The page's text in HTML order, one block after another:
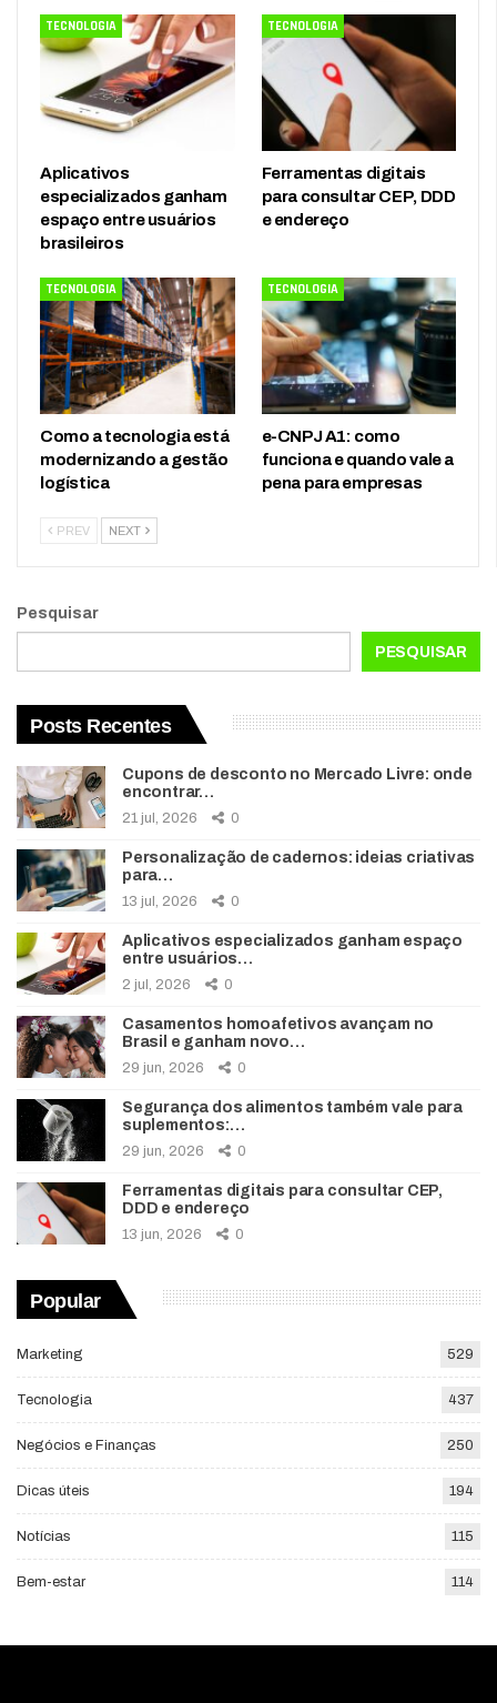
TECNOLOGIA
Aplicativos
especializados ganham
espaço entre usuários
brasileiros
TECNOLOGIA
Ferramentas digitais
para consultar CEP, DDD
e endereço
TECNOLOGIA
Como a tecnologia está
modernizando a gestão
logística
TECNOLOGIA
e-CNPJ A1: como
funciona e quando vale a
pena para empresas
PREV NEXT
Pesquisar
PESQUISAR
Posts Recentes
Cupons de desconto no Mercado Livre: onde
encontrar…
21 jul, 2026 0
Personalização de cadernos: ideias criativas
para…
13 jul, 2026 0
Aplicativos especializados ganham espaço
entre usuários…
2 jul, 2026 0
Casamentos homoafetivos avançam no
Brasil e ganham novo…
29 jun, 2026 0
Segurança dos alimentos também vale para
suplementos:…
29 jun, 2026 0
Ferramentas digitais para consultar CEP,
DDD e endereço
13 jun, 2026 0
Popular
Marketing 529
Tecnologia 437
Negócios e Finanças 250
Dicas úteis 194
Notícias 115
Bem-estar 114